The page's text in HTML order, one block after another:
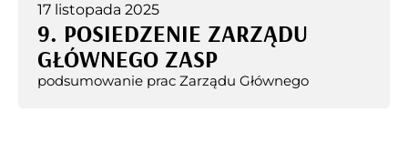
17 listopada 2025
9. POSIEDZENIE ZARZĄDU
GŁÓWNEGO ZASP
podsumowanie prac Zarządu Głównego